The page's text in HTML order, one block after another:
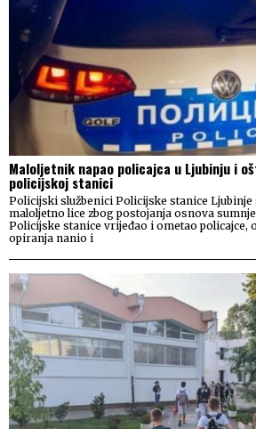
Maloljetnik napao policajca u Ljubinju i
policijskoj stanici
Policijski službenici Policijske stanice Ljubinje
maloljetno lice zbog postojanja osnova
Policijske stanice vrijeđao i ometao policajce,
opiranja nanio i